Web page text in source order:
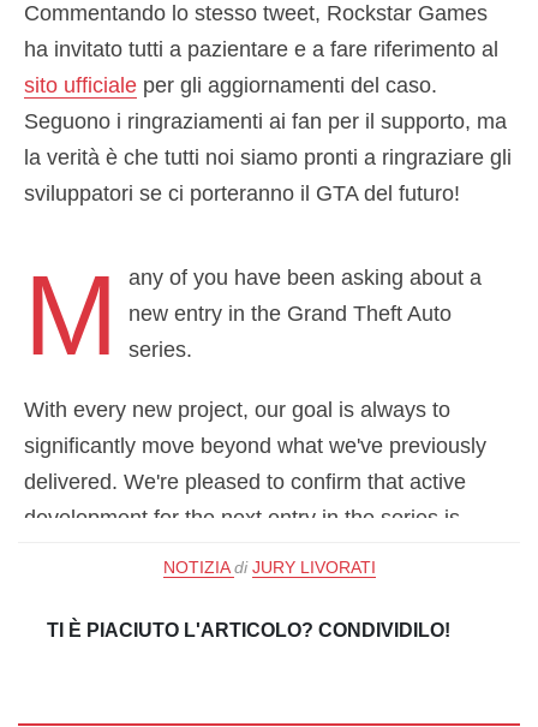
Commentando lo stesso tweet, Rockstar Games
ha invitato tutti a pazientare e a fare riferimento al
sito ufficiale per gli aggiornamenti del caso.
Seguono i ringraziamenti ai fan per il supporto, ma
la verità è che tutti noi siamo pronti a ringraziare gli
sviluppatori se ci porteranno il GTA del futuro!
M
any of you have been asking about a
new entry in the Grand Theft Auto
series.
With every new project, our goal is always to
significantly move beyond what we've previously
delivered. We're pleased to confirm that active
development for the next entry in the series is
— Rockstar Games (@RockstarGames)
NOTIZIA di JURY LIVORATI
TI È PIACIUTO L'ARTICOLO? CONDIVIDILO!